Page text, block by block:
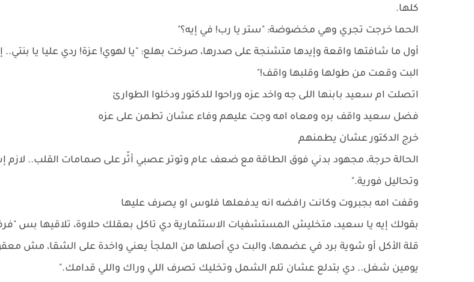
كلها.
الحما خرجت تجري وهي مخضوضة: "ستر يا رب! في إيه؟"
أول ما شافتها واقعة وإيدها متشنجة على صدرها، صرخت بهلع: "يا لهوي! عزة! ردي عليا يا بنتي..
البت وقعت من طولها وقلبها واقف!"
اتصلت ام سعيد بابنها اللى جه واخد عزه وراحوا للدكتور ودخلوا الطوارئ
فضل سعيد واقف بره ومعاه امه وجت عليهم وفاء عشان تطمن على عزه
خرج الدكتور عشان يطمنهم
الحالة حرجة، مجهود بدني فوق الطاقة مع ضعف عام وتوتر عصبي أثّر على صمامات القلب.. لازم
وتحاليل فورية."
وقفت امه بجبروت وكانت رافضه انه يدفعلها فلوس او يصرف عليها
بقولك إيه يا سعيد، متخليش المستشفيات الاستثمارية دي تاكل بعقلك حلاوة، تلاقيها بس
قلة الأكل أو شوية برد في عضمها، والبت دي أصلها من الملجأ يعني واخدة على الشقا، مش
يومين شغل.. دي بتدلع عشان تلم الشمل وتخليك تصرف اللي وراك واللي قدامك."